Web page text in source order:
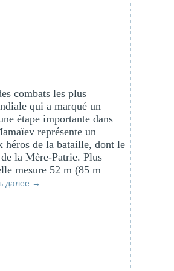
combats les plus
qui a marqué un
étape importante dans
représente un
héros de la bataille, dont le
la Mère-Patrie. Plus
mesure 52 m (85 m
далее →